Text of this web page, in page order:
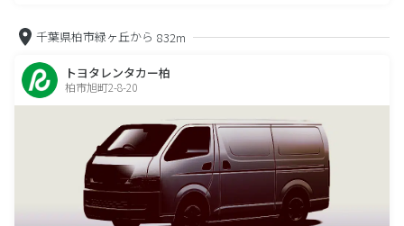
千葉県柏市緑ヶ丘から 832m
トヨタレンタカー柏
柏市旭町2-8-20